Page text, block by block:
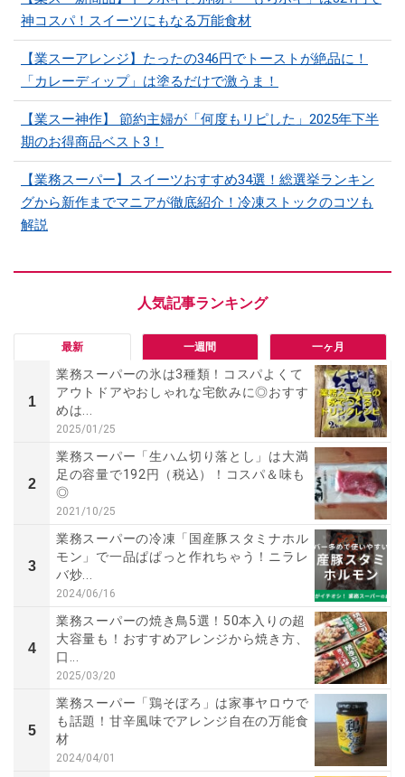
神コスパ！スイーツにもなる万能食材
【業スーアレンジ】たったの346円でトーストが絶品に！
「カレーディップ」は塗るだけで激うま！
【業スー神作】 節約主婦が「何度もリピした」2025年下半
期のお得商品ベスト3！
【業務スーパー】スイーツおすすめ34選！総選挙ランキン
グから新作までマニアが徹底紹介！冷凍ストックのコツも
解説
最新 一週間 一ヶ月
1
業務スーパーの氷は3種類！コスパよくて
アウトドアやおしゃれな宅飲みに◎おすす
めは...
2025/01/25
2
業務スーパー「生ハム切り落とし」は大満
足の容量で192円（税込）！コスパ＆味も
◎
2021/10/25
3
業務スーパーの冷凍「国産豚スタミナホル
モン」で一品ぱぱっと作れちゃう！ニラレ
バ炒...
2024/06/16
4
業務スーパーの焼き鳥5選！50本入りの超
大容量も！おすすめアレンジから焼き方、
口...
2025/03/20
5
業務スーパー「鶏そぼろ」は家事ヤロウで
も話題！甘辛風味でアレンジ自在の万能食
材
2024/04/01